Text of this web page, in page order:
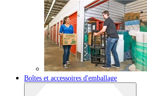
Boîtes et accessoires d'emballage